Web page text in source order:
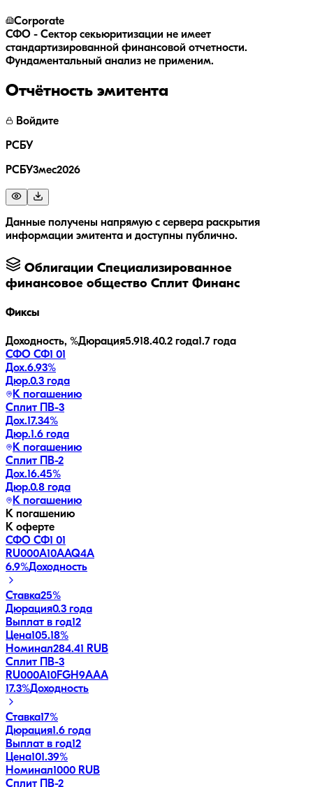
Corporate
СФО - Сектор секьюритизации не имеет
стандартизированной финансовой отчетности.
Фундаментальный анализ не применим.
Отчётность эмитента
Войдите
РСБУ
РСБУ3мес2026
Данные получены напрямую с сервера раскрытия
информации эмитента и доступны публично.
Облигации Специализированное
финансовое общество Сплит Финанс
Фиксы
Доходность, %Дюрация5.918.40.2 года1.7 года
СФО СФ1 01
Дох.6.93%
Дюр.0.3 года
К погашению
Сплит ПВ-3
Дох.17.34%
Дюр.1.6 года
К погашению
Сплит ПВ-2
Дох.16.45%
Дюр.0.8 года
К погашению
К погашению
К оферте
СФО СФ1 01
RU000A10AAQ4A
6.9%Доходность
Ставка25%
Дюрация0.3 года
Выплат в год12
Цена105.18%
Номинал284.41 RUB
Сплит ПВ-3
RU000A10FGH9AAA
17.3%Доходность
Ставка17%
Дюрация1.6 года
Выплат в год12
Цена101.39%
Номинал1000 RUB
Сплит ПВ-2